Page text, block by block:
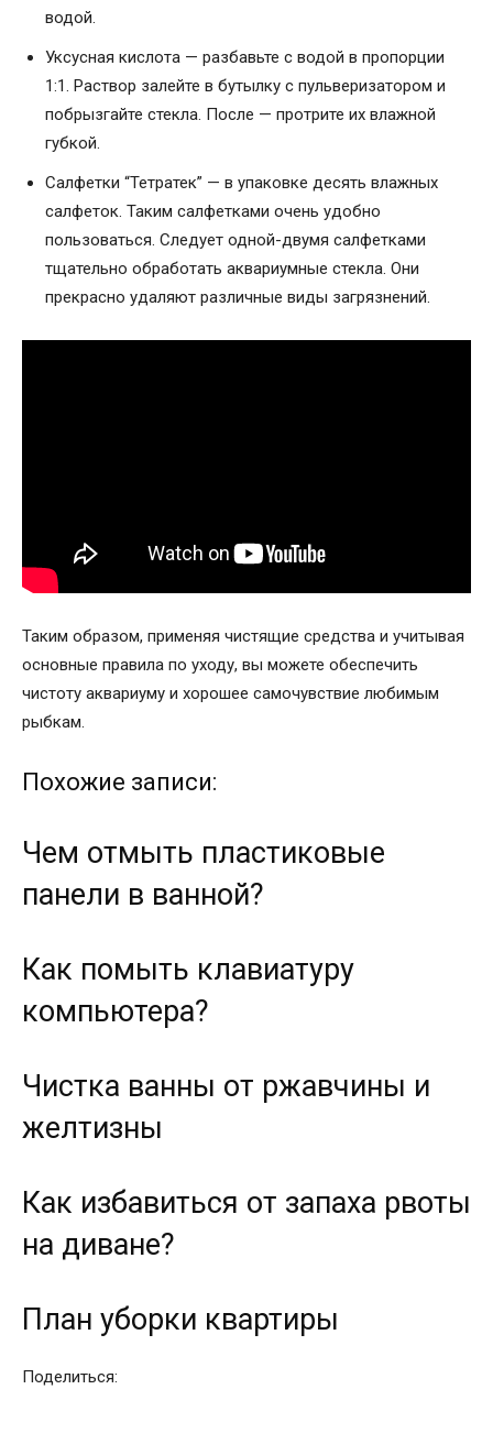
водой.
Уксусная кислота — разбавьте с водой в пропорции
1:1. Раствор залейте в бутылку с пульверизатором и
побрызгайте стекла. После — протрите их влажной
губкой.
Салфетки “Тетратек” — в упаковке десять влажных
салфеток. Таким салфетками очень удобно
пользоваться. Следует одной-двумя салфетками
тщательно обработать аквариумные стекла. Они
прекрасно удаляют различные виды загрязнений.
Таким образом, применяя чистящие средства и учитывая
основные правила по уходу, вы можете обеспечить
чистоту аквариуму и хорошее самочувствие любимым
рыбкам.
Похожие записи:
Чем отмыть пластиковые
панели в ванной?
Как помыть клавиатуру
компьютера?
Чистка ванны от ржавчины и
желтизны
Как избавиться от запаха рвоты
на диване?
План уборки квартиры
Поделиться: